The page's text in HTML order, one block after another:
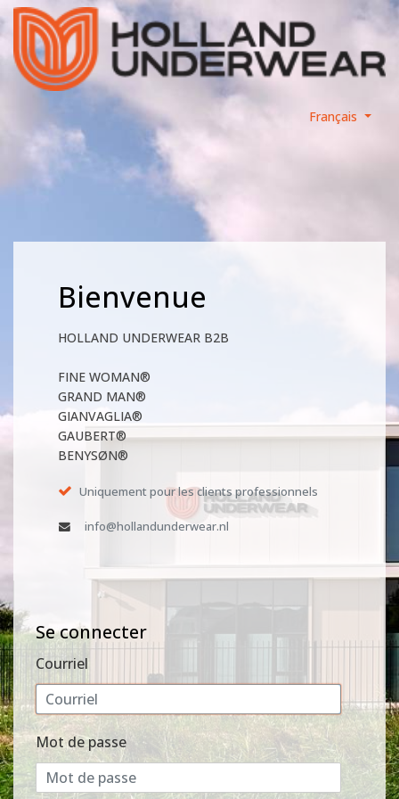
Français
Bienvenue
HOLLAND UNDERWEAR B2B
FINE WOMAN®
GRAND MAN®
GIANVAGLIA®
GAUBERT®
BENYSØN®
Uniquement pour les clients professionnels
info@hollandunderwear.nl
Se connecter
Courriel
Mot de passe